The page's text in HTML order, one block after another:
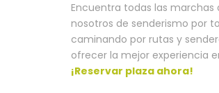
Encuentra todas las marchas
nosotros de senderismo por
caminando por rutas y
ofrecer la mejor experiencia
¡Reservar plaza ahora!